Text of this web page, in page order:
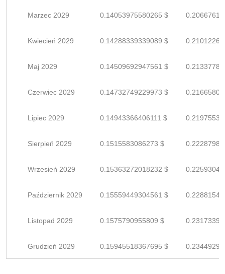
Marzec 2029 0.14053975580265 $
Kwiecień 2029 0.14288339339089 $
Maj 2029 0.14509692947561 $
Czerwiec 2029 0.14732749229973 $
Lipiec 2029 0.14943366406111 $
Sierpień 2029 0.1515583086273 $
Wrzesień 2029 0.15363272018232 $
Październik 2029 0.15559449304561 $
Listopad 2029 0.1575790955809 $
Grudzień 2029 0.15945518367695 $